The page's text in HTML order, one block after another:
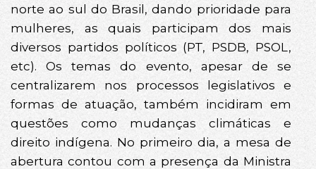
norte ao sul do Brasil, dando prioridade para
mulheres, as quais participam dos mais
diversos partidos políticos (PT, PSDB, PSOL,
etc). Os temas do evento, apesar de se
centralizarem nos processos legislativos e
formas de atuação, também incidiram em
questões como mudanças climáticas e
direito indígena. No primeiro dia, a mesa de
abertura contou com a presença da Ministra